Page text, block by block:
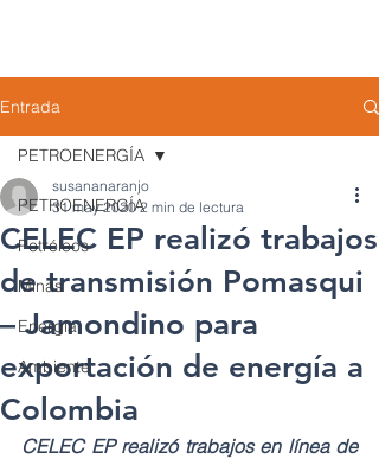
Entrada
PETROENERGÍA
Petróleos
Minas
Energía
Ambiente
PETROENERGÍA
CELEC EP realizó trabajos
de transmisión Pomasqui
– Jamondino para
exportación de energía a
Colombia
susananaranjo
31 may 2020 2 min de lectura
CELEC EP realizó trabajos en línea de